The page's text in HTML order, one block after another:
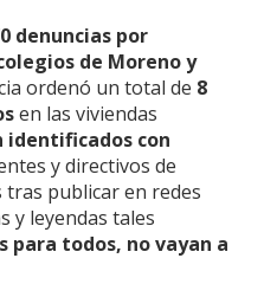
denuncias por
de Moreno y
ordenó un total de 8
en las viviendas
con
y directivos de
publicar en redes
y leyendas tales
para todos, no vayan a